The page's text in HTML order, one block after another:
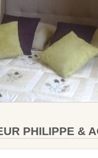
PHILIPPE &